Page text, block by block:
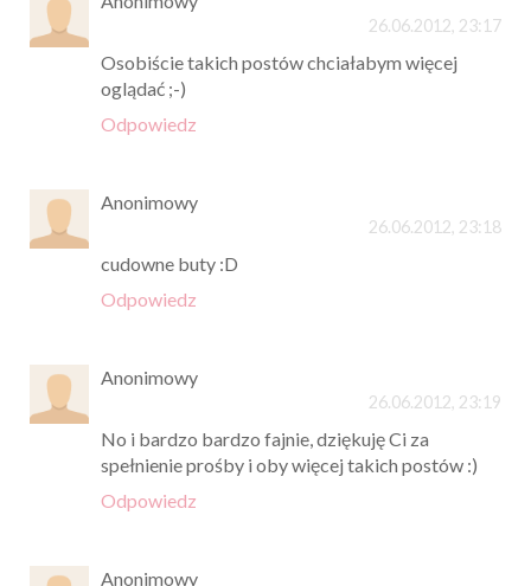
26.06.2012, 23:17
Osobiście takich postów chciałabym więcej
oglądać ;-)
Odpowiedz
Anonimowy
26.06.2012, 23:18
cudowne buty :D
Odpowiedz
Anonimowy
26.06.2012, 23:19
No i bardzo bardzo fajnie, dziękuję Ci za
spełnienie prośby i oby więcej takich postów :)
Odpowiedz
Anonimowy